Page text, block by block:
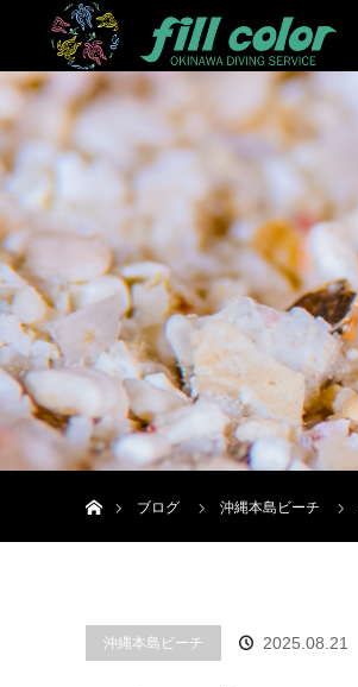
ブログ
沖縄本島ビーチ
沖縄本島ビーチ 2025.08.21